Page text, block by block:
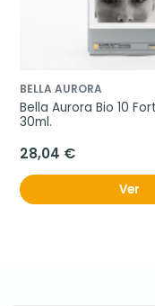
BELLA AURORA
Bella Aurora Bio 10
30ml.
28,04 €
Ver